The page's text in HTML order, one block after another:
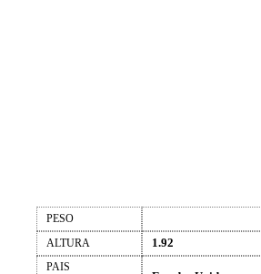
PESO
ALTURA
1.92
PAIS